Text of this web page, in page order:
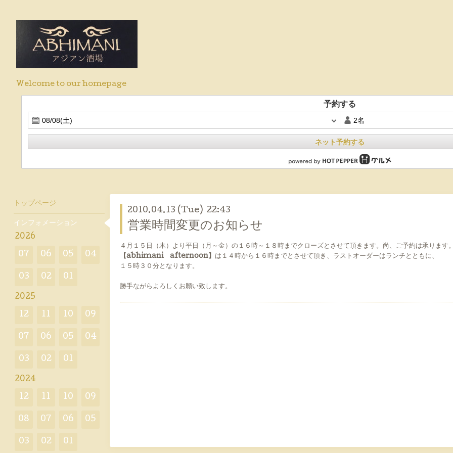
Welcome to our homepage
予約する
ネット予約する
2010.04.13 (Tue) 22:43
営業時間変更のお知らせ
４月１５日（木）より平日（月～金）の１６時～１８時までクローズとさせて頂きます。尚、ご予約は承ります
【abhimani afternoon】 は１４時から１６時までとさせて頂き、ラストオーダーはランチとともに、
１５時３０分となります。
勝手ながらよろしくお願い致します。
トップページ
インフォメーション
2026
07 06 05 04
03 02 01
2025
12 11 10 09
07 06 05 04
03 02 01
2024
12 11 10 09
08 07 06 05
03 02 01